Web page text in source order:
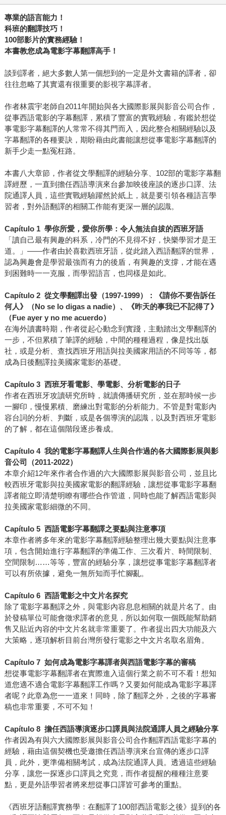
專業的語言能力！
科班的翻譯技巧！
100部影片的實務經驗！
本書教您成為電影字幕翻譯高手！
談到譯者，絕大多數人第一個想到的一定是外文書籍的譯者，卻
往往忽略了其實還有很重要的影視字幕譯者。
作者林震宇老師自2011年開始與各大國際影展與影音公司合作，
從事西語電影的字幕翻譯，累積了豐富的實戰經驗，有鑑於想從
事電影字幕翻譯的人常常不得其門而入，因此整合相關經驗以及
字幕翻譯的各種要訣，期盼藉由此書能讓想從事電影字幕翻譯的
新手少走一點冤枉路。
本書八大章節，作者從文學翻譯的經驗分享、102部的電影字幕翻
譯經歷，一直到擔任西語導演來台參加映後座談的逐步口譯、法
院通譯人員，這些實戰經驗躍然於紙上，就是要引領各種語言學
習者，對外語翻譯的相關工作能有更深一層的認識。
Capítulo 1 學你所愛，愛你所學：令人無法自拔的西班牙語
「讀自己最有興趣的科系，冷門的不見得不好，快樂學習才是王
道。」――作者由於喜歡西班牙語，從此踏入西語翻譯的世界，
認為興趣會是學習最強而有力的後盾，有興趣的支撐，才能在遇
到困難時一一克服，而學習語言，也同樣是如此。
Capítulo 2 從文學翻譯出發（1997-1999）：《請你不要告訴任
何人》（No se lo digas a nadie）、《昨天的事我已不記得了》
（Fue ayer y no me acuerdo）
在海外讀書時期，作者從起心動念到實踐，主動踏出文學翻譯的
一步，不但累積了筆譯的經驗，中間的種種過程，像是找出版
社，或是分析、查找西班牙用語與拉美國家用語的不同等等，都
成為日後翻譯拉美國家電影的基礎。
Capítulo 3 西班牙看電影、學電影、分析電影的日子
作者在西班牙攻讀研究所時，就讀傳播研究所，並在那時候一步
一腳印，慢慢累積、磨練出對電影的分析能力。不管是對電影內
容台詞的分析、判斷，或是各個導演的認識，以及對西班牙電影
的了解，都在這個階段逐步養成。
Capítulo 4 我的電影字幕翻譯人生與合作過的各大國際影展與影
音公司（2011-2022）
本章介紹12年來作者合作過的六大國際影展與影音公司，並且比
較西班牙電影與拉美國家電影的翻譯經驗，讓想從事電影字幕翻
譯者能立即清楚明瞭有哪些合作管道，同時也能了解西語電影與
拉美國家電影細微的不同。
Capítulo 5 西語電影字幕翻譯之要點與注意事項
本章作者將多年來的電影字幕翻譯經驗整理出幾大要點與注意事
項，包含開始進行字幕翻譯的準備工作、三次看片、時間限制、
空間限制……等等，豐富的經驗分享，讓想從事電影字幕翻譯者
可以有所依據，避免一無所知而手忙腳亂。
Capítulo 6 西語電影之中文片名探究
除了電影字幕翻譯之外，與電影內容息息相關的就是片名了。由
於發稿單位可能會徵求譯者的意見，所以如何取一個既能幫助銷
售又貼近內容的中文片名就非常重要了。作者提出四大功能及六
大策略，逐項解析目前台灣所發行電影之中文片名取名眉角。
Capítulo 7 如何成為電影字幕譯者與西語電影字幕的審稿
想從事電影字幕翻譯者在實際進入這個行業之前不可不看！想知
道您適不適合電影字幕翻譯工作嗎？又要如何能成為電影字幕譯
者呢？此章為您一一道來！同時，除了翻譯之外，之後的字幕審
稿也非常重要，不可不知！
Capítulo 8 擔任西語導演逐步口譯員與法院通譯人員之經驗分享
作者因為有與六大國際影展與影音公司合作翻譯西語電影字幕的
經驗，藉由這個契機也受邀擔任西語導演來台宣傳的逐步口譯
員，此外，更準備相關考試，成為法院通譯人員。透過這些經驗
分享，讓您一探逐步口譯員之究竟，而作者提醒的種種注意要
點，更是外語學習者將來想從事口譯皆可參考的重點。
《西班牙語翻譯實務學：在翻譯了100部西語電影之後》提到的各